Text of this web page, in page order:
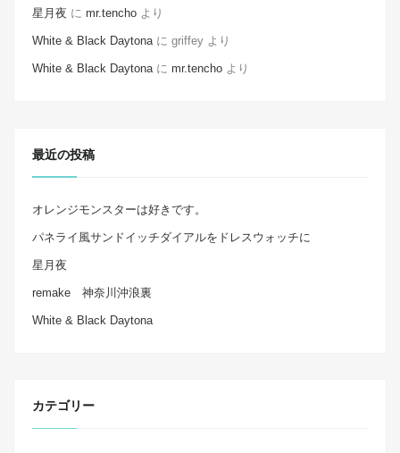
星月夜 に mr.tencho より
White & Black Daytonaに griffey より
White & Black Daytonaに mr.tencho より
最近の投稿
オレンジモンスターは好きです。
パネライ風サンドイッチダイアルをドレスウォッチに
星月夜
remake 神奈川沖浪裏
White & Black Daytona
カテゴリー